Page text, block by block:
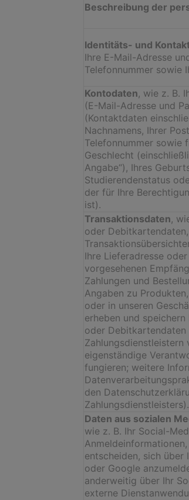
Beschreibung der
Identitäts- und
Ihre E-Mail-Adresse
Telefonnummer sowie
Kontodaten, wie z. B.
(E-Mail-Adresse und
(Kontaktdaten
Nachnamens, Ihrer
Telefonnummer sowie
Geschlecht
Angabe“), Ihres
Studierendenstatus
der für Ihre
ist).
Transaktionsdaten,
oder
Ihre Lieferadresse
vorgesehenen
Zahlungen und
Angaben zu
oder in unseren
erheben und
oder
Zahlungsdienstleistern
eigenständige
fungieren; weitere
den
Zahlungsdienstleisters).
Daten aus sozialen
wie z. B. Ihr Social-
entscheiden, sich über
oder Google
anderweitig über Ihr
externe